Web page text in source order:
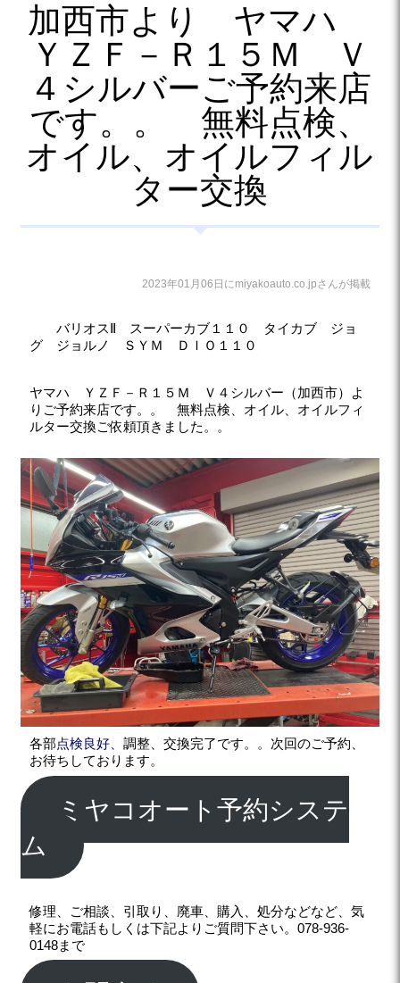
加西市より ヤマハ
ＹＺＦ－Ｒ１５Ｍ Ｖ
４シルバーご予約来店
です。。 無料点検、
オイル、オイルフィル
ター交換
2023年01月06日にmiyakoauto.co.jpさんが掲載
バリオスⅡ スーパーカブ１１０ タイカブ ジョ
グ ジョルノ ＳＹＭ ＤＩＯ１１０
ヤマハ ＹＺＦ－Ｒ１５Ｍ Ｖ４シルバー（加西市）よ
りご予約来店です。。 無料点検、オイル、オイルフィ
ルター交換ご依頼頂きました。。
各部点検良好、調整、交換完了です。。次回のご予約、
お待ちしております。
ミヤコオート予約システ
ム
修理、ご相談、引取り、廃車、購入、処分などなど、気
軽にお電話もしくは下記よりご質問下さい。078-936-
0148まで